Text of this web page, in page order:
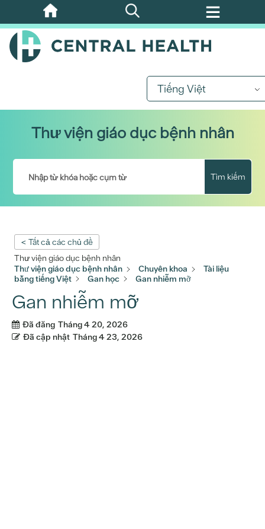
Bỏ
qua
nội
Tiếng Việt
Thư viện giáo dục bệnh nhân
Tìm kiếm
< Tất cả các chủ đề
Thư viện giáo dục bệnh nhân
Thư viện giáo dục bệnh nhân
Chuyên khoa
Tài liệu
bằng tiếng Việt
Gan học Gan nhiễm mỡ
Gan nhiễm mỡ
Đã đăng Tháng 4 20, 2026
Đã cập nhật Tháng 4 23, 2026